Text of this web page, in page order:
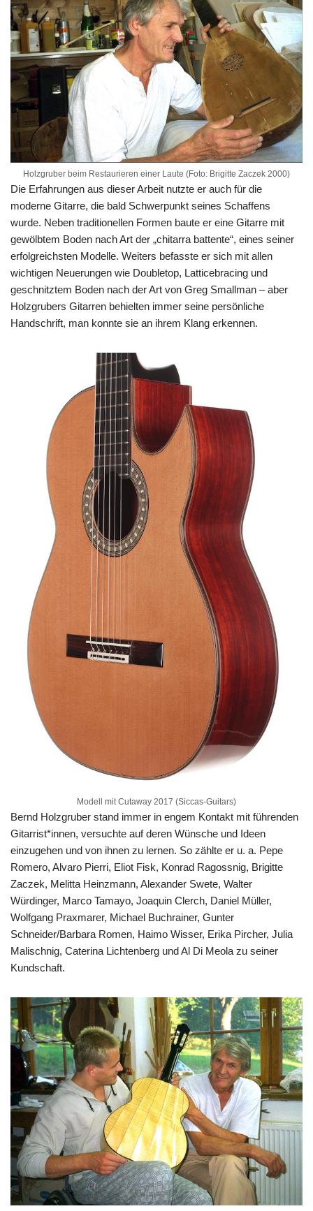
Holzgruber beim Restaurieren einer Laute (Foto: Brigitte Zaczek 2000)
Die Erfahrungen aus dieser Arbeit nutzte er auch für die
moderne Gitarre, die bald Schwerpunkt seines Schaffens
wurde. Neben traditionellen Formen baute er eine Gitarre mit
gewölbtem Boden nach Art der „chitarra battente“, eines seiner
erfolgreichsten Modelle. Weiters befasste er sich mit allen
wichtigen Neuerungen wie Doubletop, Latticebracing und
geschnitztem Boden nach der Art von Greg Smallman – aber
Holzgrubers Gitarren behielten immer seine persönliche
Handschrift, man konnte sie an ihrem Klang erkennen.
Modell mit Cutaway 2017 (Siccas-Guitars)
Bernd Holzgruber stand immer in engem Kontakt mit führenden
Gitarrist*innen, versuchte auf deren Wünsche und Ideen
einzugehen und von ihnen zu lernen. So zählte er u. a. Pepe
Romero, Alvaro Pierri, Eliot Fisk, Konrad Ragossnig, Brigitte
Zaczek, Melitta Heinzmann, Alexander Swete, Walter
Würdinger, Marco Tamayo, Joaquin Clerch, Daniel Müller,
Wolfgang Praxmarer, Michael Buchrainer, Gunter
Schneider/Barbara Romen, Haimo Wisser, Erika Pircher, Julia
Malischnig, Caterina Lichtenberg und Al Di Meola zu seiner
Kundschaft.